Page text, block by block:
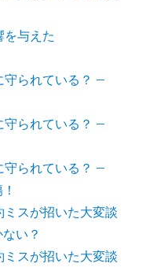
与えた
られている？ –
られている？ –
られている？ –
スが招いた大変談
い？
スが招いた大変談